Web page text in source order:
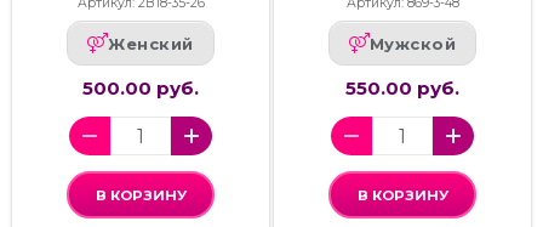
Артикул: 2В18-35-26
Женский
500.00 руб.
В КОРЗИНУ
Артикул: 869-3-48
Мужской
550.00 руб.
В КОРЗИНУ